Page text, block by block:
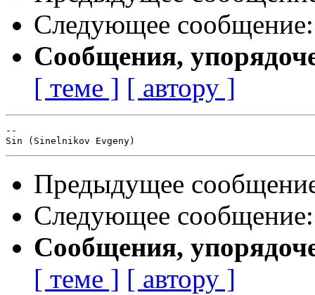
Следующее
Сообщения,
[ теме ] [ автору ]
--
Предыдущее
Следующее
Сообщения,
[ теме ] [ автору ]